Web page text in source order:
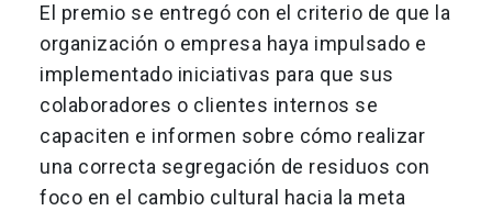
El premio se entregó con el criterio de que la
organización o empresa haya impulsado e
implementado iniciativas para que sus
colaboradores o clientes internos se
capaciten e informen sobre cómo realizar
una correcta segregación de residuos con
foco en el cambio cultural hacia la meta